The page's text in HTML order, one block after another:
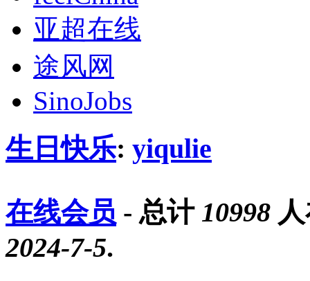
亚超在线
途风网
SinoJobs
生日快乐: yiqulie
在线会员 - 总计 10998
2024-7-5.